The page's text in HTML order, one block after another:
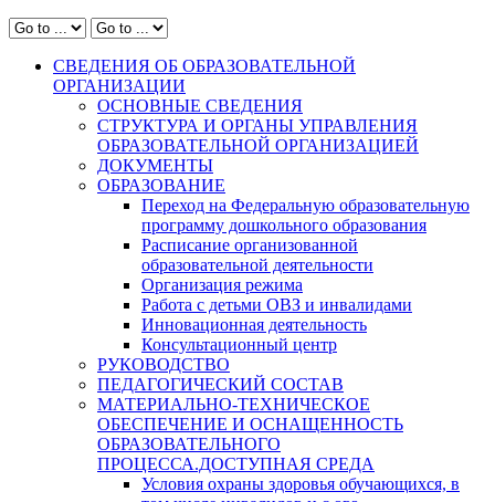
СВЕДЕНИЯ ОБ ОБРАЗОВАТЕЛЬНОЙ
ОРГАНИЗАЦИИ
ОСНОВНЫЕ СВЕДЕНИЯ
СТРУКТУРА И ОРГАНЫ УПРАВЛЕНИЯ
ОБРАЗОВАТЕЛЬНОЙ ОРГАНИЗАЦИЕЙ
ДОКУМЕНТЫ
ОБРАЗОВАНИЕ
Переход на Федеральную образовательную
программу дошкольного образования
Расписание организованной
образовательной деятельности
Организация режима
Работа с детьми ОВЗ и инвалидами
Инновационная деятельность
Консультационный центр
РУКОВОДСТВО
ПЕДАГОГИЧЕСКИЙ СОСТАВ
МАТЕРИАЛЬНО-ТЕХНИЧЕСКОЕ
ОБЕСПЕЧЕНИЕ И ОСНАЩЕННОСТЬ
ОБРАЗОВАТЕЛЬНОГО
ПРОЦЕССА.ДОСТУПНАЯ СРЕДА
Условия охраны здоровья обучающихся, в